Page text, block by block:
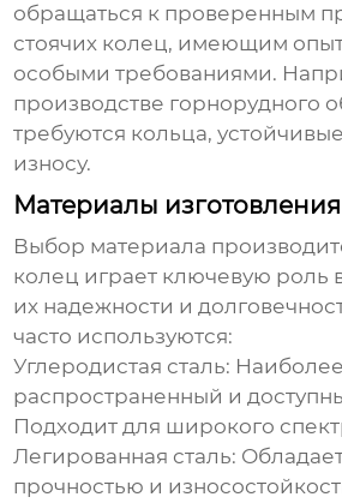
обращаться к проверенным
стоячих колец, имеющим
особыми требованиями.
производстве горнорудного
требуются кольца,
износу.
Материалы изготовления
Выбор материала
колец играет ключевую роль
их надежности и
часто используются:
Углеродистая сталь: Наиболее
распространенный и
Подходит для широкого
Легированная сталь:
прочностью и